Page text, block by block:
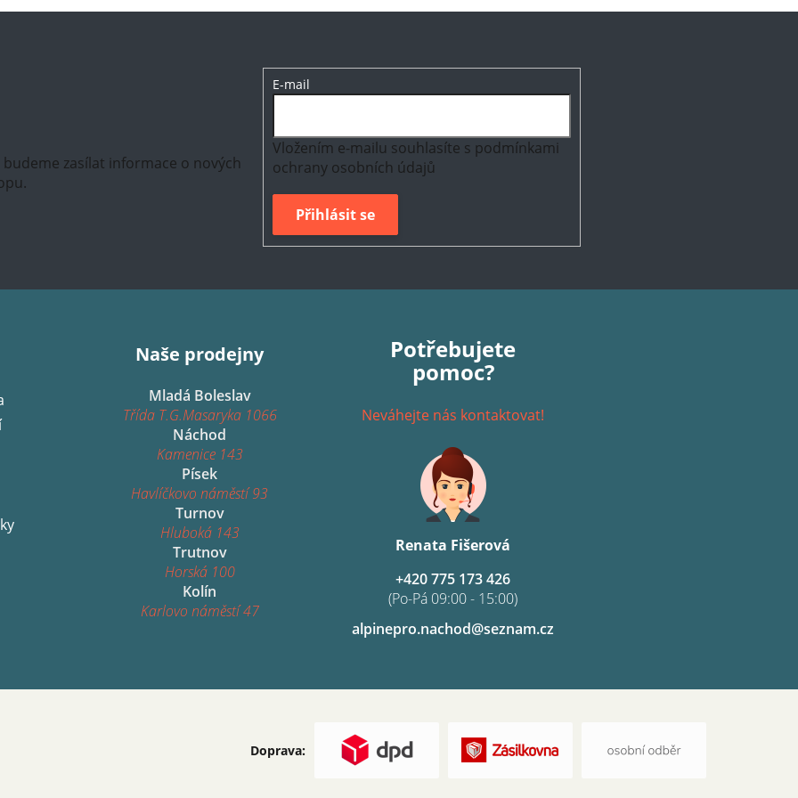
zasílat informace o nových
E-mail
Vložením e-mailu souhlasíte s podmínkami
ochrany osobních údajů
Přihlásit se
Naše prodejny
Mladá Boleslav
Třída T.G.Masaryka 1066
Náchod
Kamenice 143
Písek
Havlíčkovo náměstí 93
Turnov
Hluboká 143
Trutnov
Horská 100
Kolín
Karlovo náměstí 47
Potřebujete
pomoc?
Neváhejte nás kontaktovat!
Renata Fišerová
alpinepro.nachod@seznam.cz
+420 775 173 426
(Po-Pá 09:00 - 15:00)
Doprava: